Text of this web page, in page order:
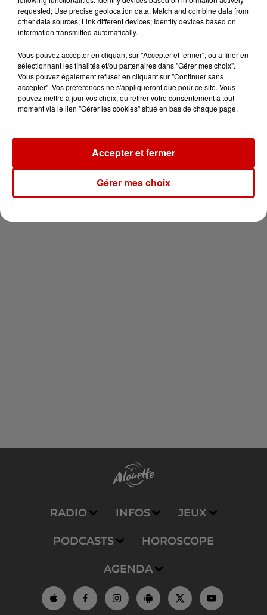
de la...
Destination Vacances : inscrivez-
vous !
Newsletter
RADIO INFOS JEUX
PODCASTS HOROSCOPE
AGENDA
requested; Use precise geolocation data; Match and combine data from
other data sources; Link different devices; Identify devices based on
information transmitted automatically.
Vous pouvez accepter en cliquant sur "Accepter et fermer", ou affiner en
sélectionnant les finalités et/ou partenaires dans "Gérer mes choix".
Vous pouvez également refuser en cliquant sur "Continuer sans
accepter". Vos préférences ne s'appliqueront que pour ce site. Vous
pouvez mettre à jour vos choix, ou retirer votre consentement à tout
moment via le lien "Gérer les cookies" situé en bas de chaque page.
Gérer mes choix
Accepter et fermer